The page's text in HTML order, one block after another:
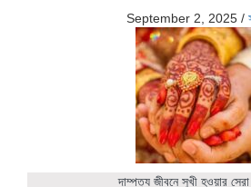
September 2, 2025 /
দাম্পত্য জীবনে সুখী হওয়ার